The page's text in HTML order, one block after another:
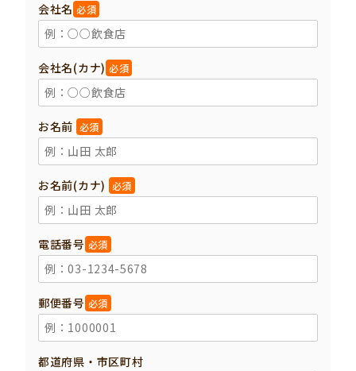
会社名 必須
会社名(カナ) 必須
お名前 必須
お名前(カナ) 必須
電話番号 必須
郵便番号 必須
都道府県・市区町村